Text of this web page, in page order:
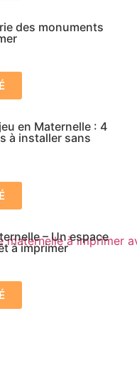
des monuments
en Maternelle : 4
à installer sans
– Un espace
à imprimer